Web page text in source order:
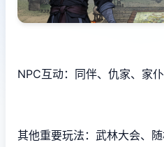
NPC互动：同伴、仇家、家
其他重要玩法：武林大会、